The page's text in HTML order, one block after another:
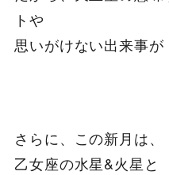
トや
思いがけない出来事が
さらに、この新月は、
乙女座の水星&火星と